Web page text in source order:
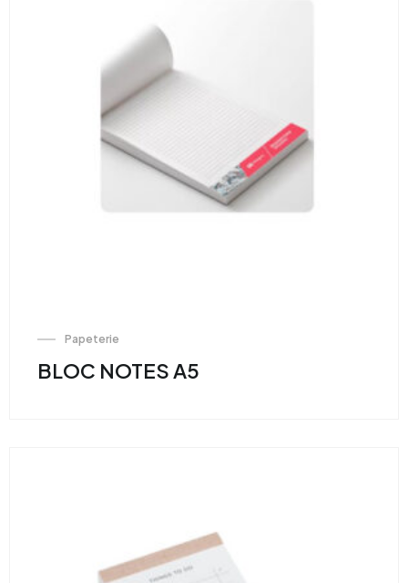
Papeterie
BLOC NOTES A5